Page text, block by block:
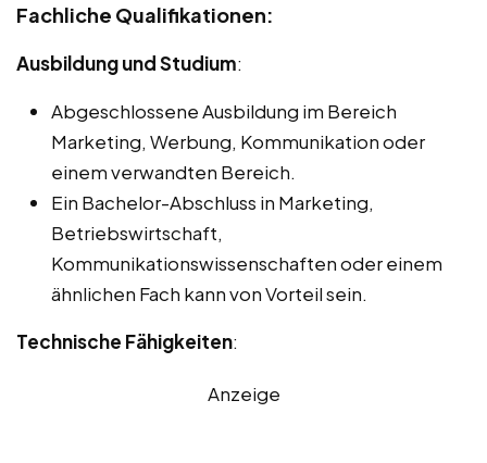
Fachliche Qualifikationen:
Ausbildung und Studium:
Abgeschlossene Ausbildung im Bereich
Marketing, Werbung, Kommunikation oder
einem verwandten Bereich.
Ein Bachelor-Abschluss in Marketing,
Betriebswirtschaft,
Kommunikationswissenschaften oder einem
ähnlichen Fach kann von Vorteil sein.
Technische Fähigkeiten:
Anzeige